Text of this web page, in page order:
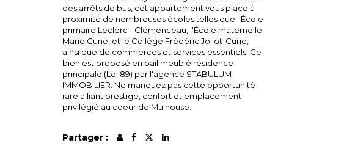
des arrêts de bus, cet appartement vous place à
proximité de nombreuses écoles telles que l'École
primaire Leclerc - Clémenceau, l'École maternelle
Marie Curie, et le Collège Frédéric Joliot-Curie,
ainsi que de commerces et services essentiels. Ce
bien est proposé en bail meublé résidence
principale (Loi 89) par l'agence STABULUM
IMMOBILIER. Ne manquez pas cette opportunité
rare alliant prestige, confort et emplacement
privilégié au coeur de Mulhouse.
Partager :